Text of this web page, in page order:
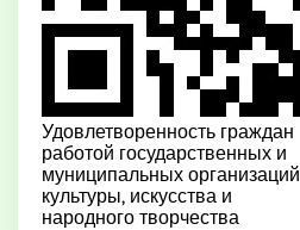
Удовлетворенность граждан
работой государственных и
муниципальных организаций
культуры, искусства и
народного творчества